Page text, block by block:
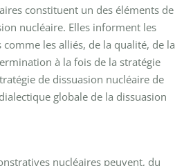
constituent un des éléments de
nucléaire. Elles informent les
les alliés, de la qualité, de la
à la fois de la stratégie
de dissuasion nucléaire de
globale de la dissuasion
nucléaires peuvent, du